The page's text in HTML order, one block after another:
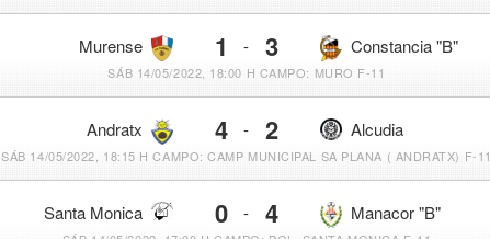
Murense 1 - Constancia "B"
3
SÁB 14/05/2022, 18:00 H CAMPO: MURO F-11
Andratx 4 - Alcudia
2
SÁB 14/05/2022, 18:15 H CAMPO: CAMP MUNICIPAL SA PLANA ( ANDRATX) F-11
Santa Monica 0 - Manacor "B"
4